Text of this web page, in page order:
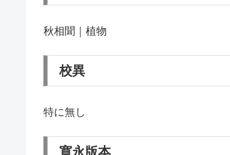
秋相聞｜植物
校異
特に無し
寛永版本